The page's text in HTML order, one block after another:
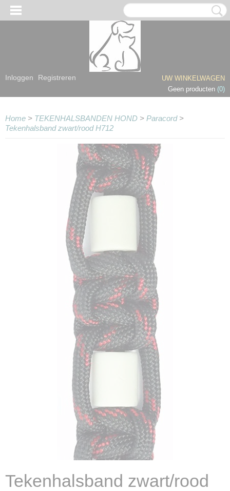
Inloggen Registreren
UW WINKELWAGEN
Geen producten (0)
Home > TEKENHALSBANDEN HOND > Paracord>
Tekenhalsband zwart/rood H712
Tekenhalsband zwart/rood